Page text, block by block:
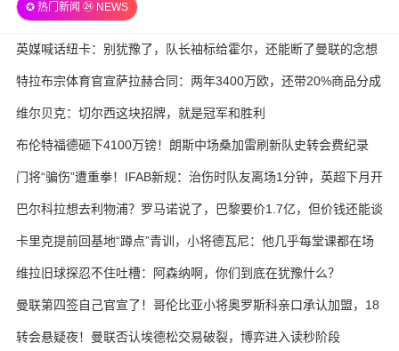
✪ 热门新闻 ㉔ NEWS
英媒喊话纽卡：别犹豫了，队长袖标给霍尔，还能断了曼联的念想
特拉布宗体育官宣萨拉赫合同：两年3400万欧，还带20%商品分成
维尔贝克：切尔西这块招牌，就是冠军和胜利
布伦特福德砸下4100万镑！朗斯中场桑加雷刷新队史转会费纪录
门将“骗伤”遭重拳！IFAB新规：治伤时队友离场1分钟，英超下月开
试
巴尔科拉想去利物浦？罗马诺说了，巴黎要价1.7亿，但价钱还能谈
卡里克提前回基地“蹲点”青训，小将德瓦尼：他几乎每堂课都在场
边
维拉旧球探忍不住吐槽：阿森纳啊，你们到底在犹豫什么？
曼联第四签自己官宣了！哥伦比亚小将奥罗斯科亲口承认加盟，18
岁生日当天完成转会
转会悬疑夜！曼联否认埃德松交易破裂，博弈进入读秒阶段